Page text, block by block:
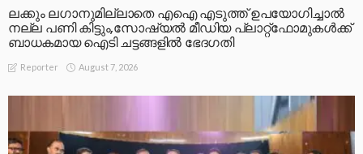
ലക്കും ലഗാനുമില്ലാതെ എഐ എടുത്ത് ഉപയോഗിച്ചാല്‍
നല്ല പണി കിട്ടും,സോഷ്യല്‍ മീഡിയ പ്ലാറ്റ്‌ഫോമുകള്‍ക്ക്
ബാധകമായ ഐടി ചട്ടങ്ങളില്‍ ഭേദഗതി
Reporter August 7, 2026